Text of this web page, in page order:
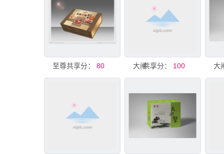
至尊大闸蟹 （展开图）
共享分： 80 大闸蟹礼盒包装展开图
共享分： 100